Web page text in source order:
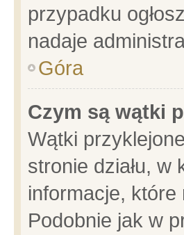
przypadku
nadaje
Góra
Czym są wątki
Wątki
stronie działu, w
informacje, które
Podobnie jak w